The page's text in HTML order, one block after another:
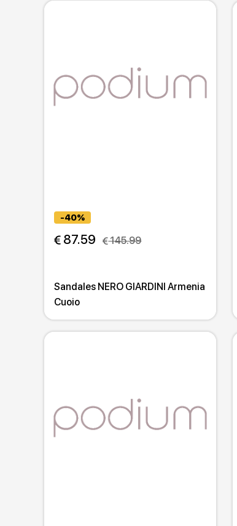
-40%
87.59 145.99
Sandales NERO GIARDINI Armenia
Cuoio